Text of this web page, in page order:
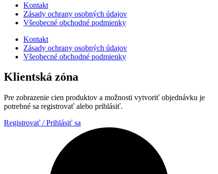
Kontakt
Zásady ochrany osobných údajov
Všeobecné obchodné podmienky
Kontakt
Zásady ochrany osobných údajov
Všeobecné obchodné podmienky
Klientská zóna
Pre zobrazenie cien produktov a možnosti vytvoriť objednávku je
potrebné sa registrovať alebo prihlásiť.
Registrovať / Prihlásiť sa